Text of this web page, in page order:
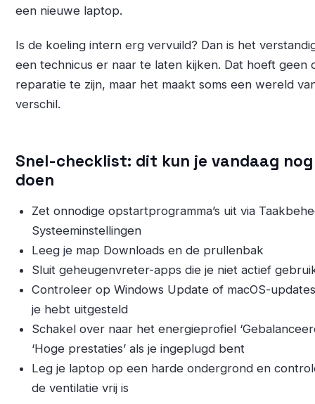
een nieuwe laptop.
Is de koeling intern erg vervuild? Dan is het
een technicus er naar te laten kijken. Dat hoeft geen
reparatie te zijn, maar het maakt soms een wereld
verschil.
Snel-checklist: dit kun je vandaag nog
doen
Zet onnodige opstartprogramma’s uit via
Systeeminstellingen
Leeg je map Downloads en de prullenbak
Sluit geheugenvreter-apps die je niet actief
Controleer op Windows Update of macOS-
je hebt uitgesteld
Schakel over naar het energieprofiel
‘Hoge prestaties’ als je ingeplugd bent
Leg je laptop op een harde ondergrond en
de ventilatie vrij is